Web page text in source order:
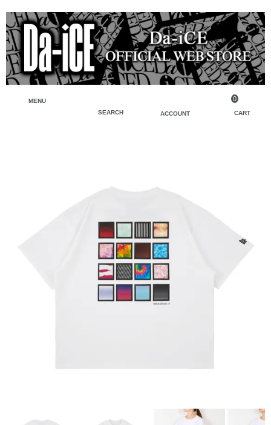
MENU
SEARCH
ACCOUNT CART
0
パーカー・スウェット・ブルゾン
キーホルダー・チャーム
アクリルスタンド・アクセサリー・帽子